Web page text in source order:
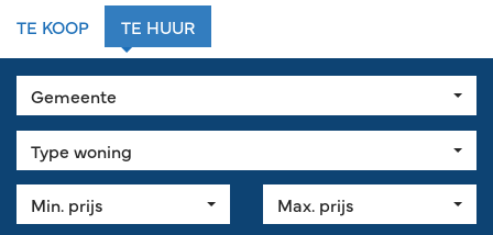
Gemeente
Type woning
Min. prijs Max. prijs
TE KOOP TE HUUR